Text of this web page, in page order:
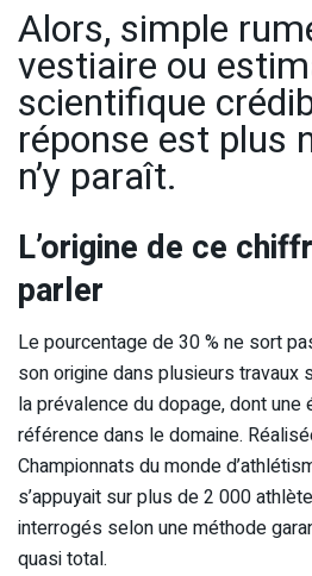
Alors, simple
vestiaire ou
scientifique
réponse est plus
n’y paraît.
L’origine de ce
parler
Le pourcentage de 30 % ne sort
son origine dans plusieurs travaux
la prévalence du dopage, dont une
référence dans le domaine.
Championnats du monde
s’appuyait sur plus de 2 000
interrogés selon une méthode
quasi total.